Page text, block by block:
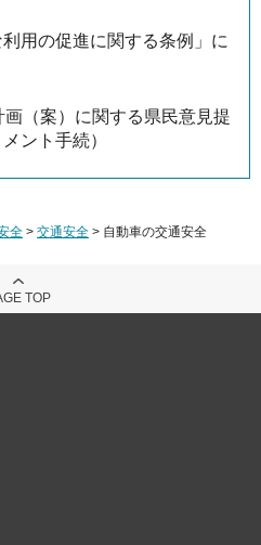
利用の促進に関する条例」に
（案）に関する県民意見提
ント手続）
全 > 交通安全 > 自動車の交通安全
TOP